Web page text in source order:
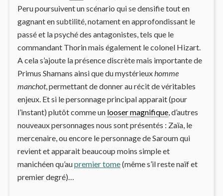
Peru poursuivent un scénario qui se densifie tout en
gagnant en subtilité, notament en approfondissant le
passé et la psyché des antagonistes, tels que le
commandant Thorin mais également le colonel Hizart.
A cela s’ajoute la présence discrète mais importante de
Primus Shamans ainsi que du mystérieuxhomme
manchot, permettant de donner au récit de véritables
enjeux. Et si le personnage principal apparait (pour
l’instant) plutôt comme un looser magnifique, d’autres
nouveaux personnages nous sont présentés : Zaïa, le
mercenaire, ou encore le personnage de Saroum qui
revient et apparait beaucoup moins simple et
manichéen qu’aupremier tome(même s’il reste naïf et
premier degré)…